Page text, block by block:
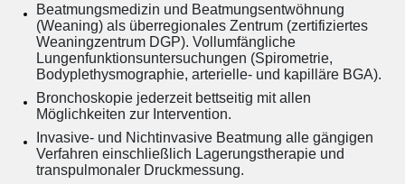
Beatmungsmedizin und Beatmungsentwöhnung
(Weaning) als überregionales Zentrum (zertifiziertes
Weaningzentrum DGP). Vollumfängliche
Lungenfunktionsuntersuchungen (Spirometrie,
Bodyplethysmographie, arterielle- und kapilläre BGA).
Bronchoskopie jederzeit bettseitig mit allen
Möglichkeiten zur Intervention.
Invasive- und Nichtinvasive Beatmung alle gängigen
Verfahren einschließlich Lagerungstherapie und
transpulmonaler Druckmessung.